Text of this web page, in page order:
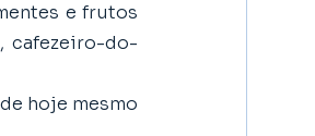
e frutos
cafezeiro-do-
hoje mesmo